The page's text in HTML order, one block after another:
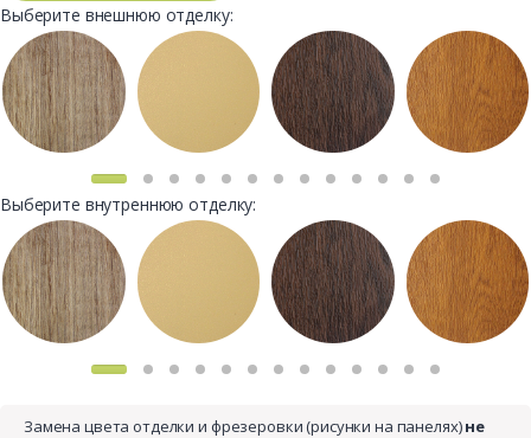
Выберите внешнюю отделку:
Выберите внутреннюю отделку:
Замена цвета отделки и фрезеровки (рисунки на панелях)не